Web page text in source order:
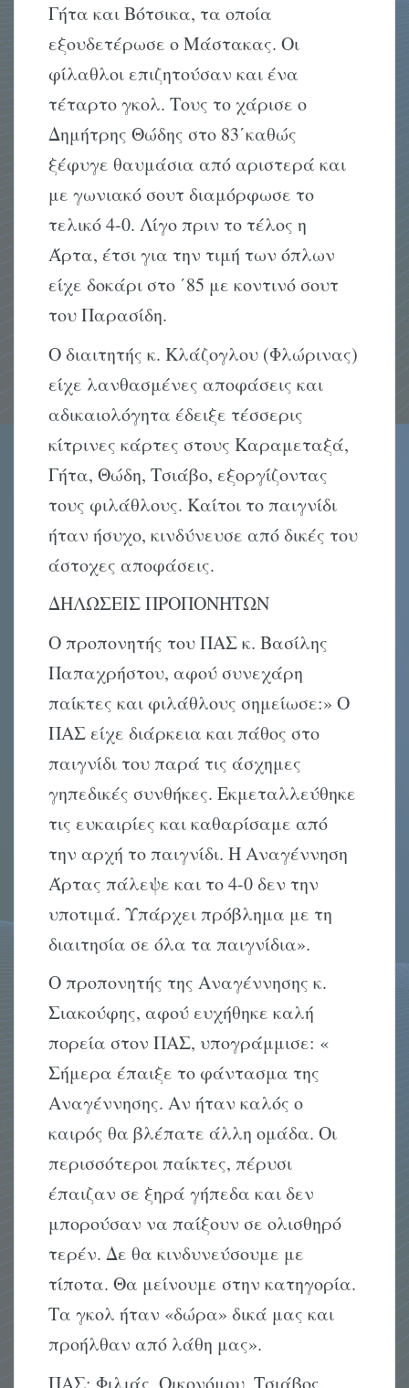
Γήτα και Βότσικα, τα οποία
εξουδετέρωσε ο Μάστακας. Οι
φίλαθλοι επιζητούσαν και ένα
τέταρτο γκολ. Τους το χάρισε ο
Δημήτρης Θώδης στο 83΄καθώς
ξέφυγε θαυμάσια από αριστερά και
με γωνιακό σουτ διαμόρφωσε το
τελικό 4-0. Λίγο πριν το τέλος η
Άρτα, έτσι για την τιμή των όπλων
είχε δοκάρι στο ΄85 με κοντινό σουτ
του Παρασίδη.
Ο διαιτητής κ. Κλάζογλου (Φλώρινας)
είχε λανθασμένες αποφάσεις και
αδικαιολόγητα έδειξε τέσσερις
κίτρινες κάρτες στους Καραμεταξά,
Γήτα, Θώδη, Τσιάβο, εξοργίζοντας
τους φιλάθλους. Καίτοι το παιγνίδι
ήταν ήσυχο, κινδύνευσε από δικές του
άστοχες αποφάσεις.
ΔΗΛΩΣΕΙΣ ΠΡΟΠΟΝΗΤΩΝ
Ο προπονητής του ΠΑΣ κ. Βασίλης
Παπαχρήστου, αφού συνεχάρη
παίκτες και φιλάθλους σημείωσε:» Ο
ΠΑΣ είχε διάρκεια και πάθος στο
παιγνίδι του παρά τις άσχημες
γηπεδικές συνθήκες. Εκμεταλλεύθηκε
τις ευκαιρίες και καθαρίσαμε από
την αρχή το παιγνίδι. Η Αναγέννηση
Άρτας πάλεψε και το 4-0 δεν την
υποτιμά. Υπάρχει πρόβλημα με τη
διαιτησία σε όλα τα παιγνίδια».
Ο προπονητής της Αναγέννησης κ.
Σιακούφης, αφού ευχήθηκε καλή
πορεία στον ΠΑΣ, υπογράμμισε: «
Σήμερα έπαιξε το φάντασμα της
Αναγέννησης. Αν ήταν καλός ο
καιρός θα βλέπατε άλλη ομάδα. Οι
περισσότεροι παίκτες, πέρυσι
έπαιζαν σε ξηρά γήπεδα και δεν
μπορούσαν να παίξουν σε ολισθηρό
τερέν. Δε θα κινδυνεύσουμε με
τίποτα. Θα μείνουμε στην κατηγορία.
Τα γκολ ήταν «δώρα» δικά μας και
προήλθαν από λάθη μας».
ΠΑΣ: Φιλιάς, Οικονόμου, Τσιάβος,